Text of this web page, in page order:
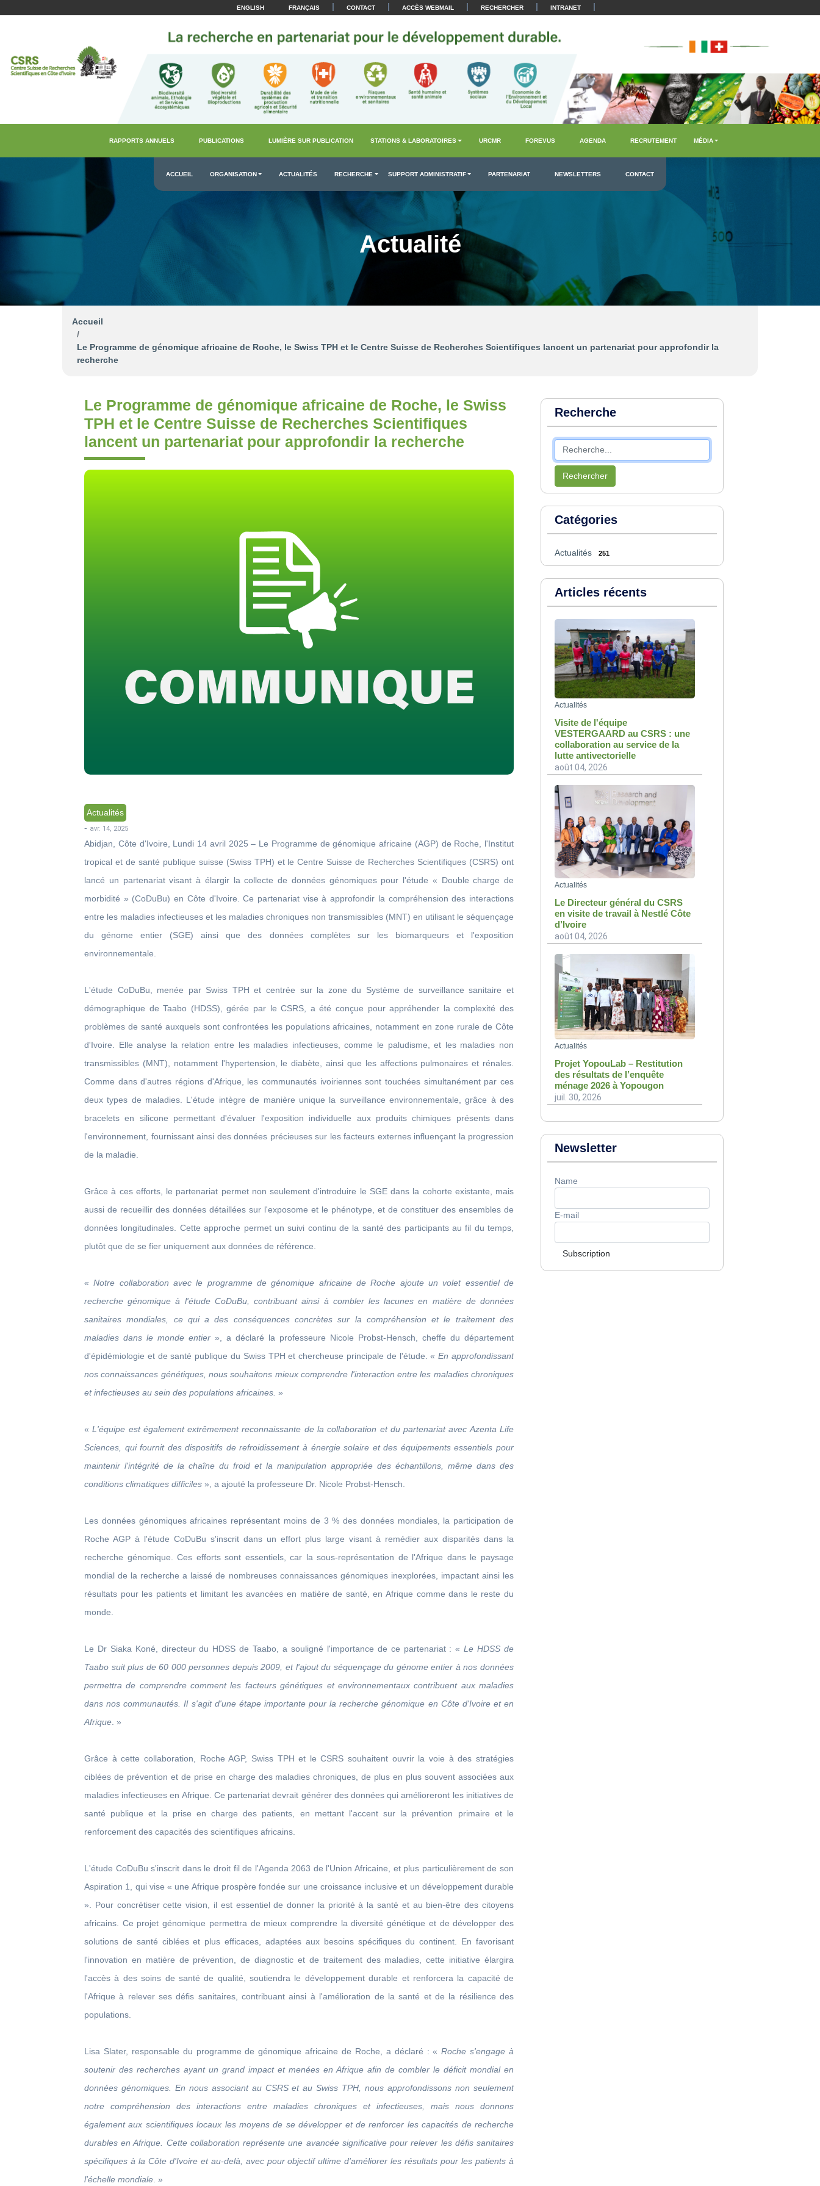
ENGLISH FRANÇAIS | CONTACT | ACCÈS WEBMAIL | RECHERCHER | INTRANET |
RAPPORTS ANNUELS PUBLICATIONS LUMIÈRE SUR PUBLICATION STATIONS & LABORATOIRES URCMR FOREVUS AGENDA RECRUTEMENT MÉDIA
ACCUEIL ORGANISATION ACTUALITÉS RECHERCHE SUPPORT ADMINISTRATIF PARTENARIAT NEWSLETTERS CONTACT
Actualité
Accueil
Le Programme de génomique africaine de Roche, le Swiss TPH et le Centre Suisse de Recherches Scientifiques lancent un partenariat pour approfondir la
recherche
Le Programme de génomique africaine de Roche, le Swiss
TPH et le Centre Suisse de Recherches Scientifiques
lancent un partenariat pour approfondir la recherche
Actualités
- avr. 14, 2025
Abidjan, Côte d'Ivoire, Lundi 14 avril 2025 – Le Programme de génomique africaine (AGP) de Roche, l'Institut
tropical et de santé publique suisse (Swiss TPH) et le Centre Suisse de Recherches Scientifiques (CSRS) ont
lancé un partenariat visant à élargir la collecte de données génomiques pour l'étude « Double charge de
morbidité » (CoDuBu) en Côte d'Ivoire. Ce partenariat vise à approfondir la compréhension des interactions
entre les maladies infectieuses et les maladies chroniques non transmissibles (MNT) en utilisant le séquençage
du génome entier (SGE) ainsi que des données complètes sur les biomarqueurs et l'exposition
environnementale.
L'étude CoDuBu, menée par Swiss TPH et centrée sur la zone du Système de surveillance sanitaire et
démographique de Taabo (HDSS), gérée par le CSRS, a été conçue pour appréhender la complexité des
problèmes de santé auxquels sont confrontées les populations africaines, notamment en zone rurale de Côte
d'Ivoire. Elle analyse la relation entre les maladies infectieuses, comme le paludisme, et les maladies non
transmissibles (MNT), notamment l'hypertension, le diabète, ainsi que les affections pulmonaires et rénales.
Comme dans d'autres régions d'Afrique, les communautés ivoiriennes sont touchées simultanément par ces
deux types de maladies. L'étude intègre de manière unique la surveillance environnementale, grâce à des
bracelets en silicone permettant d'évaluer l'exposition individuelle aux produits chimiques présents dans
l'environnement, fournissant ainsi des données précieuses sur les facteurs externes influençant la progression
de la maladie.
Grâce à ces efforts, le partenariat permet non seulement d'introduire le SGE dans la cohorte existante, mais
aussi de recueillir des données détaillées sur l'exposome et le phénotype, et de constituer des ensembles de
données longitudinales. Cette approche permet un suivi continu de la santé des participants au fil du temps,
plutôt que de se fier uniquement aux données de référence.
«Notre collaboration avec le programme de génomique africaine de Roche ajoute un volet essentiel de
recherche génomique à l'étude CoDuBu, contribuant ainsi à combler les lacunes en matière de données
sanitaires mondiales, ce qui a des conséquences concrètes sur la compréhension et le traitement des
maladies dans le monde entier », a déclaré la professeure Nicole Probst-Hensch, cheffe du département
d'épidémiologie et de santé publique du Swiss TPH et chercheuse principale de l'étude. «En approfondissant
nos connaissances génétiques, nous souhaitons mieux comprendre l'interaction entre les maladies chroniques
et infectieuses au sein des populations africaines. »
«L'équipe est également extrêmement reconnaissante de la collaboration et du partenariat avec Azenta Life
Sciences, qui fournit des dispositifs de refroidissement à énergie solaire et des équipements essentiels pour
maintenir l'intégrité de la chaîne du froid et la manipulation appropriée des échantillons, même dans des
conditions climatiques difficiles », a ajouté la professeure Dr. Nicole Probst-Hensch.
Les données génomiques africaines représentant moins de 3 % des données mondiales, la participation de
Roche AGP à l'étude CoDuBu s'inscrit dans un effort plus large visant à remédier aux disparités dans la
recherche génomique. Ces efforts sont essentiels, car la sous-représentation de l'Afrique dans le paysage
mondial de la recherche a laissé de nombreuses connaissances génomiques inexplorées, impactant ainsi les
résultats pour les patients et limitant les avancées en matière de santé, en Afrique comme dans le reste du
monde.
Le Dr Siaka Koné, directeur du HDSS de Taabo, a souligné l'importance de ce partenariat : «Le HDSS de
Taabo suit plus de 60 000 personnes depuis 2009, et l'ajout du séquençage du génome entier à nos données
permettra de comprendre comment les facteurs génétiques et environnementaux contribuent aux maladies
dans nos communautés. Il s'agit d'une étape importante pour la recherche génomique en Côte d'Ivoire et en
Afrique. »
Grâce à cette collaboration, Roche AGP, Swiss TPH et le CSRS souhaitent ouvrir la voie à des stratégies
ciblées de prévention et de prise en charge des maladies chroniques, de plus en plus souvent associées aux
maladies infectieuses en Afrique. Ce partenariat devrait générer des données qui amélioreront les initiatives de
santé publique et la prise en charge des patients, en mettant l'accent sur la prévention primaire et le
renforcement des capacités des scientifiques africains.
L'étude CoDuBu s'inscrit dans le droit fil de l'Agenda 2063 de l'Union Africaine, et plus particulièrement de son
Aspiration 1, qui vise « une Afrique prospère fondée sur une croissance inclusive et un développement durable
». Pour concrétiser cette vision, il est essentiel de donner la priorité à la santé et au bien-être des citoyens
africains. Ce projet génomique permettra de mieux comprendre la diversité génétique et de développer des
solutions de santé ciblées et plus efficaces, adaptées aux besoins spécifiques du continent. En favorisant
l'innovation en matière de prévention, de diagnostic et de traitement des maladies, cette initiative élargira
l'accès à des soins de santé de qualité, soutiendra le développement durable et renforcera la capacité de
l'Afrique à relever ses défis sanitaires, contribuant ainsi à l'amélioration de la santé et de la résilience des
populations.
Lisa Slater, responsable du programme de génomique africaine de Roche, a déclaré : «Roche s'engage à
soutenir des recherches ayant un grand impact et menées en Afrique afin de combler le déficit mondial en
données génomiques. En nous associant au CSRS et au Swiss TPH, nous approfondissons non seulement
notre compréhension des interactions entre maladies chroniques et infectieuses, mais nous donnons
également aux scientifiques locaux les moyens de se développer et de renforcer les capacités de recherche
durables en Afrique. Cette collaboration représente une avancée significative pour relever les défis sanitaires
spécifiques à la Côte d'Ivoire et au-delà, avec pour objectif ultime d'améliorer les résultats pour les patients à
l'échelle mondiale. »
Recherche
Rechercher
Catégories
Actualités 251
Articles récents
Actualités
Visite de l'équipe
VESTERGAARD au CSRS : une
collaboration au service de la
lutte antivectorielle
août 04, 2026
Actualités
Le Directeur général du CSRS
en visite de travail à Nestlé Côte
d’Ivoire
août 04, 2026
Actualités
Projet YopouLab – Restitution
des résultats de l’enquête
ménage 2026 à Yopougon
juil. 30, 2026
Newsletter
Name
E-mail
Subscription